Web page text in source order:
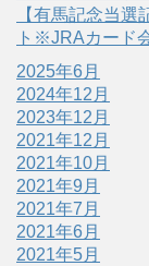
【有馬記念当
ト※JRAカード
2025年6月
2024年12月
2023年12月
2021年12月
2021年10月
2021年9月
2021年7月
2021年6月
2021年5月